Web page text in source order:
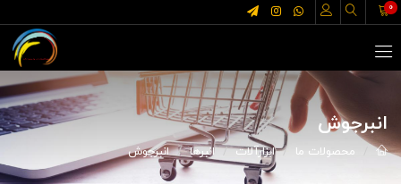
0
انبرجوش
محصولات ما ابزارآلات انبرها انبرجوش